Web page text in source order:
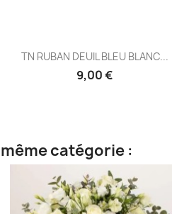
Aperçu rapide
TN RUBAN DEUIL BLEU BLANC...
9,00 €
catégorie :